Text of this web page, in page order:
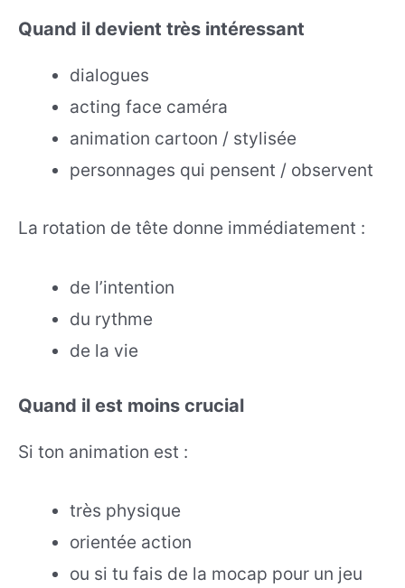
Quand il devient très intéressant
dialogues
acting face caméra
animation cartoon / stylisée
personnages qui pensent / observent
La rotation de tête donne immédiatement :
de l’intention
du rythme
de la vie
Quand il est moins crucial
Si ton animation est :
très physique
orientée action
ou si tu fais de la mocap pour un jeu